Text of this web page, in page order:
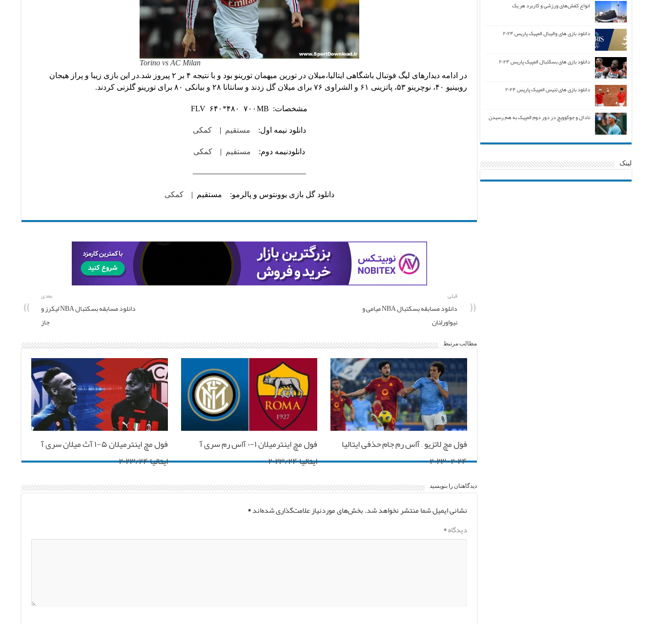
Torino vs AC Milan
در ادامه دیدارهای لیگ فوتبال باشگاهی ایتالیا،میلان در تورین میهمان تورینو بود و با نتیجه ۴ بر ۲ پیروز شد.در این بازی زیبا و پراز هیجان
روبینیو ۴۰، نوچرینو ۵۳، پاتزینی ۶۱ و الشراوی ۷۶ برای میلان گل زدند و سانتانا ۲۸ و بیانکی ۸۰ برای تورینو گلزنی کردند.
مشخصات: FLV ۶۴۰*۴۸۰ ۷۰۰MB
دانلود نیمه اول: مستقیم |کمکی
دانلودنیمه دوم: مستقیم | کمکی
——————————————–
دانلود گل بازی یوونتوس و پالرمو: مستقیم |کمکی
قبلی
دانلود مسابقه بسکتبال NBA میامی و
نیواورلئان
بعدی
دانلود مسابقه بسکتبال NBA لیکرز و
جاز
مطالب مرتبط
فول مچ لاتزیو – آاس رم جام حذفی ایتالیا
‎۲۰۲۳-۲۰۲۴
فول مچ اینترمیلان ۱-۰ آاس رم سری آ
ایتالیا ۲۰۲۳/۲۴
فول مچ اینترمیلان ۵-۱ آث میلان سری آ
ایتالیا ۲۰۲۳/۲۴
دیدگاهتان را بنویسید
نشانی ایمیل شما منتشر نخواهد شد.بخش‌های موردنیاز علامت‌گذاری شده‌اند*
دیدگاه*
انواع کفش‌های ورزشی و کاربرد هر یک
دانلود بازی های والیبال المپیک پاریس ۲۰۲۴
دانلود بازی های بسکتبال المپیک پاریس ۲۰۲۴
دانلود بازی های تنیس المپیک پاریس ۲۰۲۴
نادال و جوکوویچ در دور دوم المپیک به هم رسیدن
لینک